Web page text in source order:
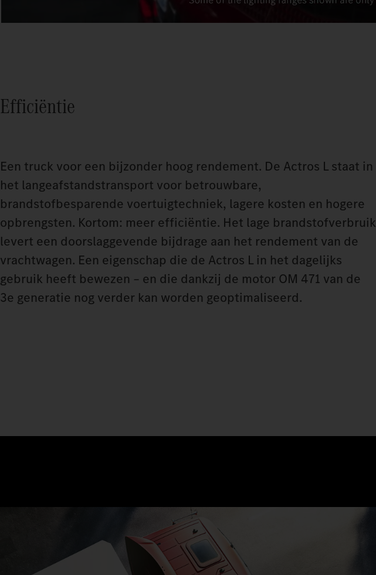
Efficiëntie
Een truck voor een bijzonder hoog rendement. De Actros L staat in
het langeafstandstransport voor betrouwbare,
brandstofbesparende voertuigtechniek, lagere kosten en hogere
opbrengsten. Kortom: meer efficiëntie. Het lage brandstofverbruik
levert een doorslaggevende bijdrage aan het rendement van de
vrachtwagen. Een eigenschap die de Actros L in het dagelijks
gebruik heeft bewezen – en die dankzij de motor OM 471 van de
3e generatie nog verder kan worden geoptimaliseerd.